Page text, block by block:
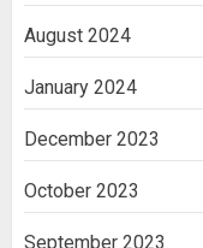
August 2024
January 2024
December 2023
October 2023
September 2023